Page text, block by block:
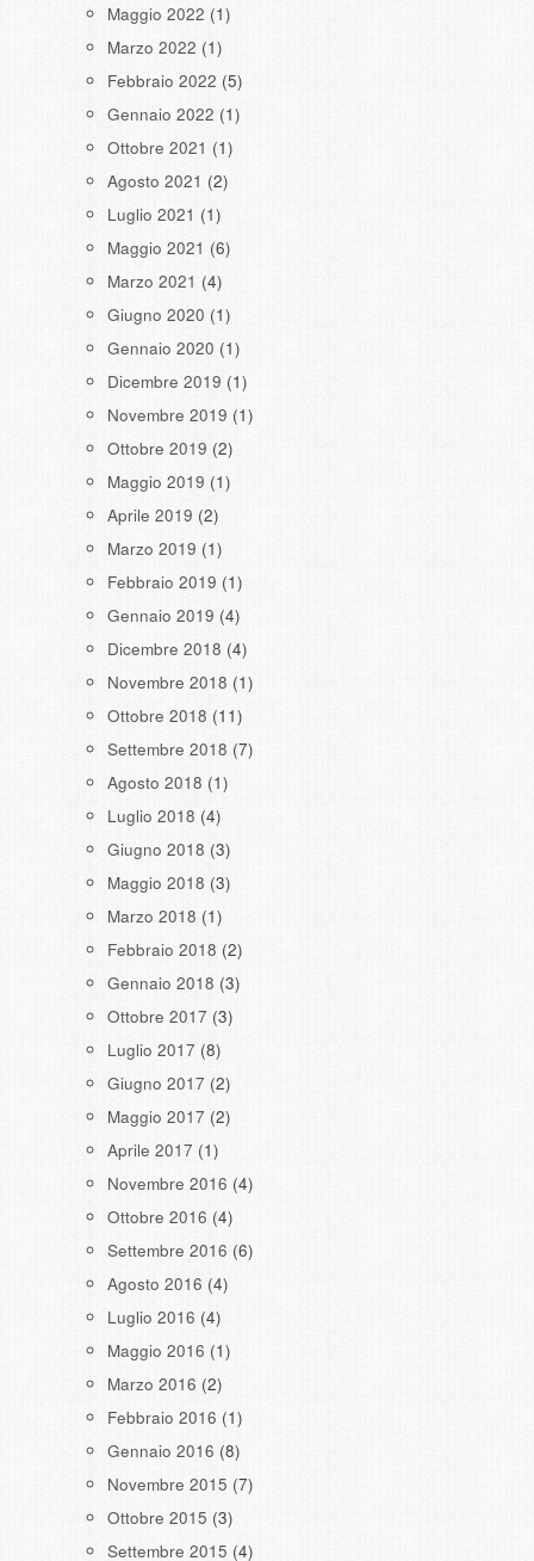
Maggio 2022 (1)
Marzo 2022 (1)
Febbraio 2022 (5)
Gennaio 2022 (1)
Ottobre 2021 (1)
Agosto 2021 (2)
Luglio 2021 (1)
Maggio 2021 (6)
Marzo 2021 (4)
Giugno 2020 (1)
Gennaio 2020 (1)
Dicembre 2019 (1)
Novembre 2019 (1)
Ottobre 2019 (2)
Maggio 2019 (1)
Aprile 2019 (2)
Marzo 2019 (1)
Febbraio 2019 (1)
Gennaio 2019 (4)
Dicembre 2018 (4)
Novembre 2018 (1)
Ottobre 2018 (11)
Settembre 2018 (7)
Agosto 2018 (1)
Luglio 2018 (4)
Giugno 2018 (3)
Maggio 2018 (3)
Marzo 2018 (1)
Febbraio 2018 (2)
Gennaio 2018 (3)
Ottobre 2017 (3)
Luglio 2017 (8)
Giugno 2017 (2)
Maggio 2017 (2)
Aprile 2017 (1)
Novembre 2016 (4)
Ottobre 2016 (4)
Settembre 2016 (6)
Agosto 2016 (4)
Luglio 2016 (4)
Maggio 2016 (1)
Marzo 2016 (2)
Febbraio 2016 (1)
Gennaio 2016 (8)
Novembre 2015 (7)
Ottobre 2015 (3)
Settembre 2015 (4)